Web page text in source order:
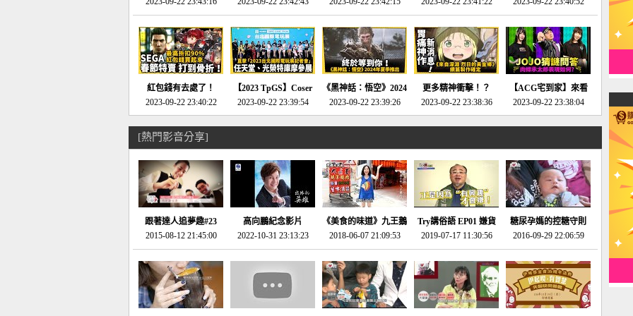
天平》介紹！-電玩宅
速配20230126
回「石村號」的恐懼體
驗-電玩宅速配
20230125
版」!!!今年就能玩到!!-
電玩宅速配20230124
動作角色扮演遊戲！-
電玩宅速配20230123
第一名早就決定了，封
面圖直接雷你!-電玩宅
速配20230120
紅包錢有去處了！
SEGA春節特賣 超過85
款遊戲打到骨折-電玩
宅速配20230119
2023-09-22 23:40:22
【2023 TpGS】Coser
和Show Girl搶先看！
直擊展前記者會-電玩
2023-09-22 23:39:54
《黑神話：悟空》2024
年夏季推出！確定不會
延期齁？-電玩宅速配
2023-09-22 23:39:26
更多精神衝擊！？
《來自深淵 烈日的黃
金鄉》續篇動畫確定
2023-09-22 23:38:36
【ACG宅到家】來看
就抽周邊！《JOJO的
奇妙冒險》問答大挑戰
年特展 feat 蕎羽 、櫻
花
2023-09-22 23:38:04
[熱門影音分享]
跟著達人追夢趣#23
promo-我想開間咖啡
館(謝佳凌)
2015-08-12 21:45:00
高向鵬紀念影片
2022-10-31 23:13:23
《美食的味道》九王鵝
肉
2018-06-07 21:09:53
Try講俗語 EP01 嫌貨
才是買貨人
2019-07-17 11:30:56
糖尿孕媽的控糖守則
2016-09-29 22:06:59